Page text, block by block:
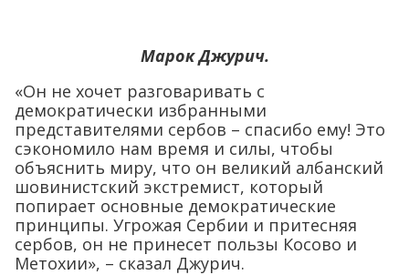
Марок Джурич.
«Он не хочет разговаривать с
демократически избранными
представителями сербов – спасибо ему! Это
сэкономило нам время и силы, чтобы
объяснить миру, что он великий албанский
шовинистский экстремист, который
попирает основные демократические
принципы. Угрожая Сербии и притесняя
сербов, он не принесет пользы Косово и
Метохии», – сказал Джурич.